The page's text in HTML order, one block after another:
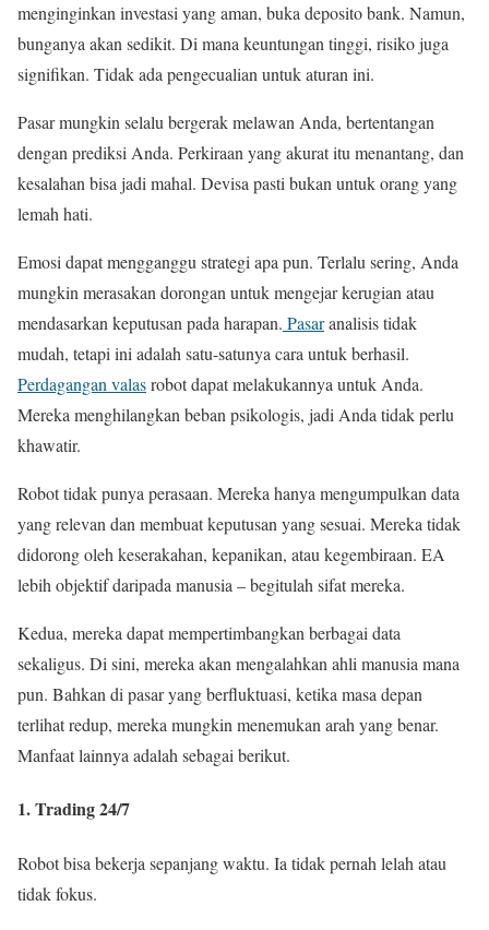
menginginkan investasi yang aman, buka deposito bank. Namun,
bunganya akan sedikit. Di mana keuntungan tinggi, risiko juga
signifikan. Tidak ada pengecualian untuk aturan ini.
Pasar mungkin selalu bergerak melawan Anda, bertentangan
dengan prediksi Anda. Perkiraan yang akurat itu menantang, dan
kesalahan bisa jadi mahal. Devisa pasti bukan untuk orang yang
lemah hati.
Emosi dapat mengganggu strategi apa pun. Terlalu sering, Anda
mungkin merasakan dorongan untuk mengejar kerugian atau
mendasarkan keputusan pada harapan. Pasaranalisis tidak
mudah, tetapi ini adalah satu-satunya cara untuk berhasil.
Perdagangan valasrobot dapat melakukannya untuk Anda.
Mereka menghilangkan beban psikologis, jadi Anda tidak perlu
khawatir.
Robot tidak punya perasaan. Mereka hanya mengumpulkan data
yang relevan dan membuat keputusan yang sesuai. Mereka tidak
didorong oleh keserakahan, kepanikan, atau kegembiraan. EA
lebih objektif daripada manusia – begitulah sifat mereka.
Kedua, mereka dapat mempertimbangkan berbagai data
sekaligus. Di sini, mereka akan mengalahkan ahli manusia mana
pun. Bahkan di pasar yang berfluktuasi, ketika masa depan
terlihat redup, mereka mungkin menemukan arah yang benar.
Manfaat lainnya adalah sebagai berikut.
1. Trading 24/7
Robot bisa bekerja sepanjang waktu. Ia tidak pernah lelah atau
tidak fokus.